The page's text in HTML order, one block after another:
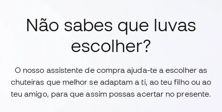
Não sabes que luvas
escolher?
O nosso assistente de compra ajuda-te a escolher as
chuteiras que melhor se adaptam a ti, ao teu filho ou ao
teu amigo, para que assim possas acertar no presente.